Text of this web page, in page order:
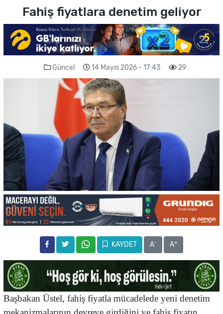
Fahiş fiyatlara denetim geliyor
Güncel 14 Mayıs 2026 - 17:43 29
KAYDET A- A+
Başbakan Üstel, fahiş fiyatla mücadelede yeni denetim